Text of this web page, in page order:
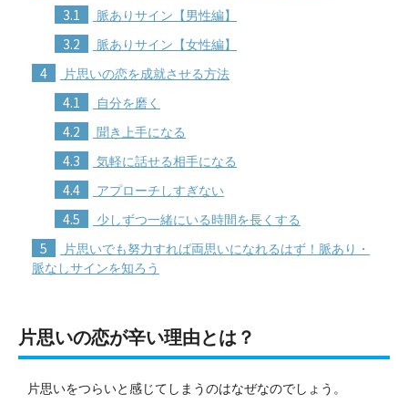
3.1 脈ありサイン【男性編】
3.2 脈ありサイン【女性編】
4 片思いの恋を成就させる方法
4.1 自分を磨く
4.2 聞き上手になる
4.3 気軽に話せる相手になる
4.4 アプローチしすぎない
4.5 少しずつ一緒にいる時間を長くする
5
片思いでも努力すれば両思いになれるはず！脈あり・
脈なしサインを知ろう
片思いの恋が辛い理由とは？
片思いをつらいと感じてしまうのはなぜなのでしょう。